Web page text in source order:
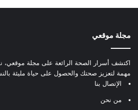
مجلة موقعي
اكتشف أسرار الصحة الرائعة على مجلة
مهمة لتعزيز صحتك والحصول على حياة مليئة
الإتصال بنا
من نحن